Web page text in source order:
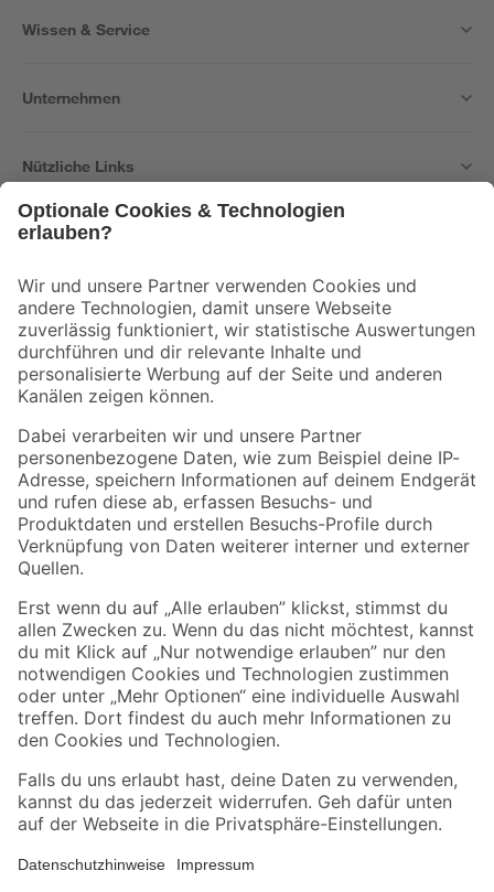
Wissen & Service
Unternehmen
Nützliche Links
Der toom Newsletter: Keine Angebote und Aktionen mehr verpassen!
Zur Newsletter Anmeldung
Folge uns
Zahlungsarten Versandarten
Sicher einkaufen
Jetzt die toom-App herunterladen
Alle Preisangaben in EUR inkl. gesetzl. MwSt.. Die dargestellten Angebote sind unter
Umständen nicht in allen Märkten verfügbar. Die angegebenen Verfügbarkeiten beziehen
Produkte nur solange der Vorrat reicht.
*Paketversand ab 59 € versandkostenfrei, gilt nicht für Artikel mit Speditionsversand, hier